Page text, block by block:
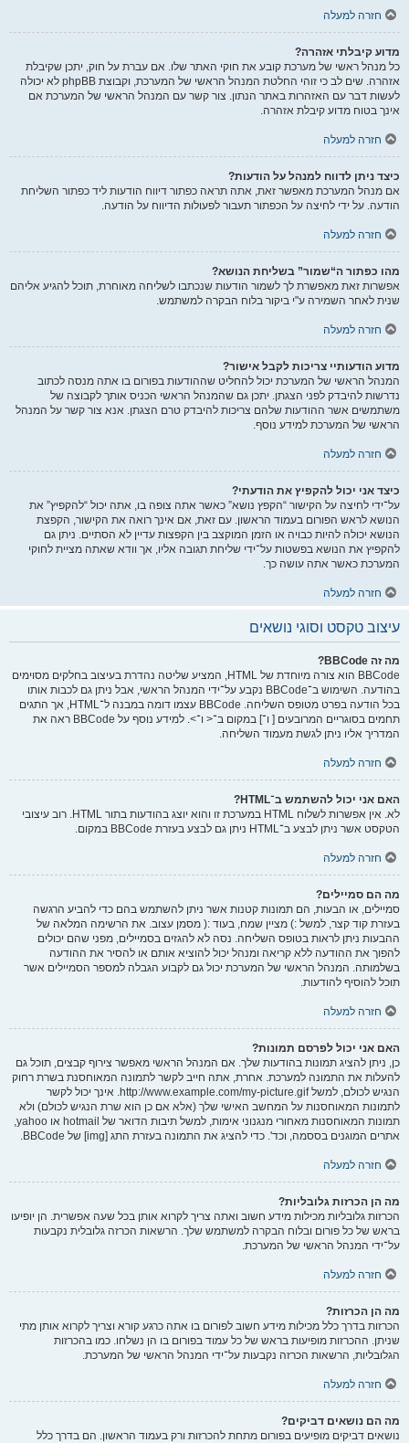
חזרה למעלה
מדוע קיבלתי אזהרה?
כל מנהל ראשי של מערכת קובע את חוקי האתר שלו. אם עברת על חוק, יתכן שקיבלת
אזהרה. שים לב כי זוהי החלטת המנהל הראשי של המערכת, וקבוצת phpBB לא יכולה
לעשות דבר עם האזהרות באתר הנתון. צור קשר עם המנהל הראשי של המערכת אם
אינך בטוח מדוע קיבלת אזהרה.
חזרה למעלה
כיצד ניתן לדווח למנהל על הודעות?
אם מנהל המערכת מאפשר זאת, אתה תראה כפתור דיווח הודעות ליד כפתור השליחת
הודעה. על ידי לחיצה על הכפתור תעבור לפעולות הדיווח על הודעה.
חזרה למעלה
מהו כפתור ה“שמור” בשליחת הנושא?
אפשרות זאת מאפשרת לך לשמור הודעות שנכתבו לשליחה מאוחרת, תוכל להגיע אליהם
שנית לאחר השמירה ע"י ביקור בלוח הבקרה למשתמש.
חזרה למעלה
מדוע הודעותיי צריכות לקבל אישור?
המנהל הראשי של המערכת יכול להחליט שההודעות בפורום בו אתה מנסה לכתוב
נדרשות להיבדק לפני הצגתן. יתכן גם שהמנהל הראשי הכניס אותך לקבוצה של
משתמשים אשר ההודעות שלהם צריכות להיבדק טרם הצגתן. אנא צור קשר על המנהל
הראשי של המערכת למידע נוסף.
חזרה למעלה
כיצד אני יכול להקפיץ את הודעתי?
על־ידי לחיצה על הקישור “הקפץ נושא” כאשר אתה צופה בו, אתה יכול “להקפיץ” את
הנושא לראש הפורום בעמוד הראשון. עם זאת, אם אינך רואה את הקישור, הקפצת
הנושא יכולה להיות כבויה או הזמן המוקצב בין הקפצות עדיין לא הסתיים. ניתן גם
להקפיץ את הנושא בפשטות על־ידי שליחת תגובה אליו, אך וודא שאתה מציית לחוקי
המערכת כאשר אתה עושה כך.
חזרה למעלה
עיצוב טקסט וסוגי נושאים
מה זה BBCode?
BBCode הוא צורה מיוחדת של HTML, המציע שליטה נהדרת בעיצוב בחלקים מסוימים
בהודעה. השימוש ב־BBCode נקבע על־ידי המנהל הראשי, אבל ניתן גם לכבות אותו
בכל הודעה בפרט מטופס השליחה. BBCode עצמו דומה במבנה ל־HTML, אך התגים
תחמים בסוגריים המרובעים [ ו־] במקום ב־< ו־>. למידע נוסף על BBCode ראה את
המדריך אליו ניתן לגשת מעמוד השליחה.
חזרה למעלה
האם אני יכול להשתמש ב־HTML?
לא. אין אפשרות לשלוח HTML במערכת זו והוא יוצג בהודעות בתור HTML. רוב עיצובי
הטקסט אשר ניתן לבצע ב־HTML ניתן גם לבצע בעזרת BBCode במקום.
חזרה למעלה
מה הם סמיילים?
סמיילים, או הבעות, הם תמונות קטנות אשר ניתן להשתמש בהם כדי להביע הרגשה
בעזרת קוד קצר, למשל :) מציין שמח, בעוד :( מסמן עצוב. את הרשימה המלאה של
ההבעות ניתן לראות בטופס השליחה. נסה לא להגזים בסמיילים, מפני שהם יכולים
להפוך את ההודעה ללא קריאה ומנהל יכול להוציא אותם או להסיר את ההודעה
בשלמותה. המנהל הראשי של המערכת יכול גם לקבוע הגבלה למספר הסמיילים אשר
תוכל להוסיף להודעות.
חזרה למעלה
האם אני יכול לפרסם תמונות?
כן, ניתן להציג תמונות בהודעות שלך. אם המנהל הראשי מאפשר צירוף קבצים, תוכל גם
להעלות את התמונה למערכת. אחרת, אתה חייב לקשר לתמונה המאוחסנת בשרת רחוק
הנגיש לכולם, למשל http://www.example.com/my-picture.gif. אינך יכול לקשר
לתמונות המאוחסנות על המחשב האישי שלך (אלא אם כן הוא שרת הנגיש לכולם) ולא
תמונות המאוחסנות מאחורי מנגנוני אימות, למשל תיבות הדואר של hotmail או yahoo,
אתרים המוגנים בססמה, וכד'. כדי להציג את התמונה בעזרת התג [img] של BBCode.
חזרה למעלה
מה הן הכרזות גלובליות?
הכרזות גלובליות מכילות מידע חשוב ואתה צריך לקרוא אותן בכל שעה אפשרית. הן יופיעו
בראש של כל פורום ובלוח הבקרה למשתמש שלך. הרשאות הכרזה גלובלית נקבעות
על־ידי המנהל הראשי של המערכת.
חזרה למעלה
מה הן הכרזות?
הכרזות בדרך כלל מכילות מידע חשוב לפורום בו אתה כרגע קורא וצריך לקרוא אותן מתי
שניתן. ההכרזות מופיעות בראש של כל עמוד בפורום בו הן נשלחו. כמו בהכרזות
הגלובליות, הרשאות הכרזה נקבעות על־ידי המנהל הראשי של המערכת.
חזרה למעלה
מה הם נושאים דביקים?
נושאים דביקים מופיעים בפורום מתחת להכרזות ורק בעמוד הראשון. הם בדרך כלל